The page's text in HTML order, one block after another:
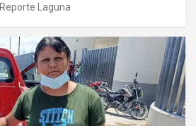
Reporte Laguna